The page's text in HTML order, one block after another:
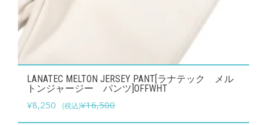
ま
す
あ
り
ま
す。
品
LANATEC MELTON JERSEY PANT[ラナテック メル
トンジャージー パンツ]OFFWHT
¥16,500
元
の
¥8,250 現
在
(税込)